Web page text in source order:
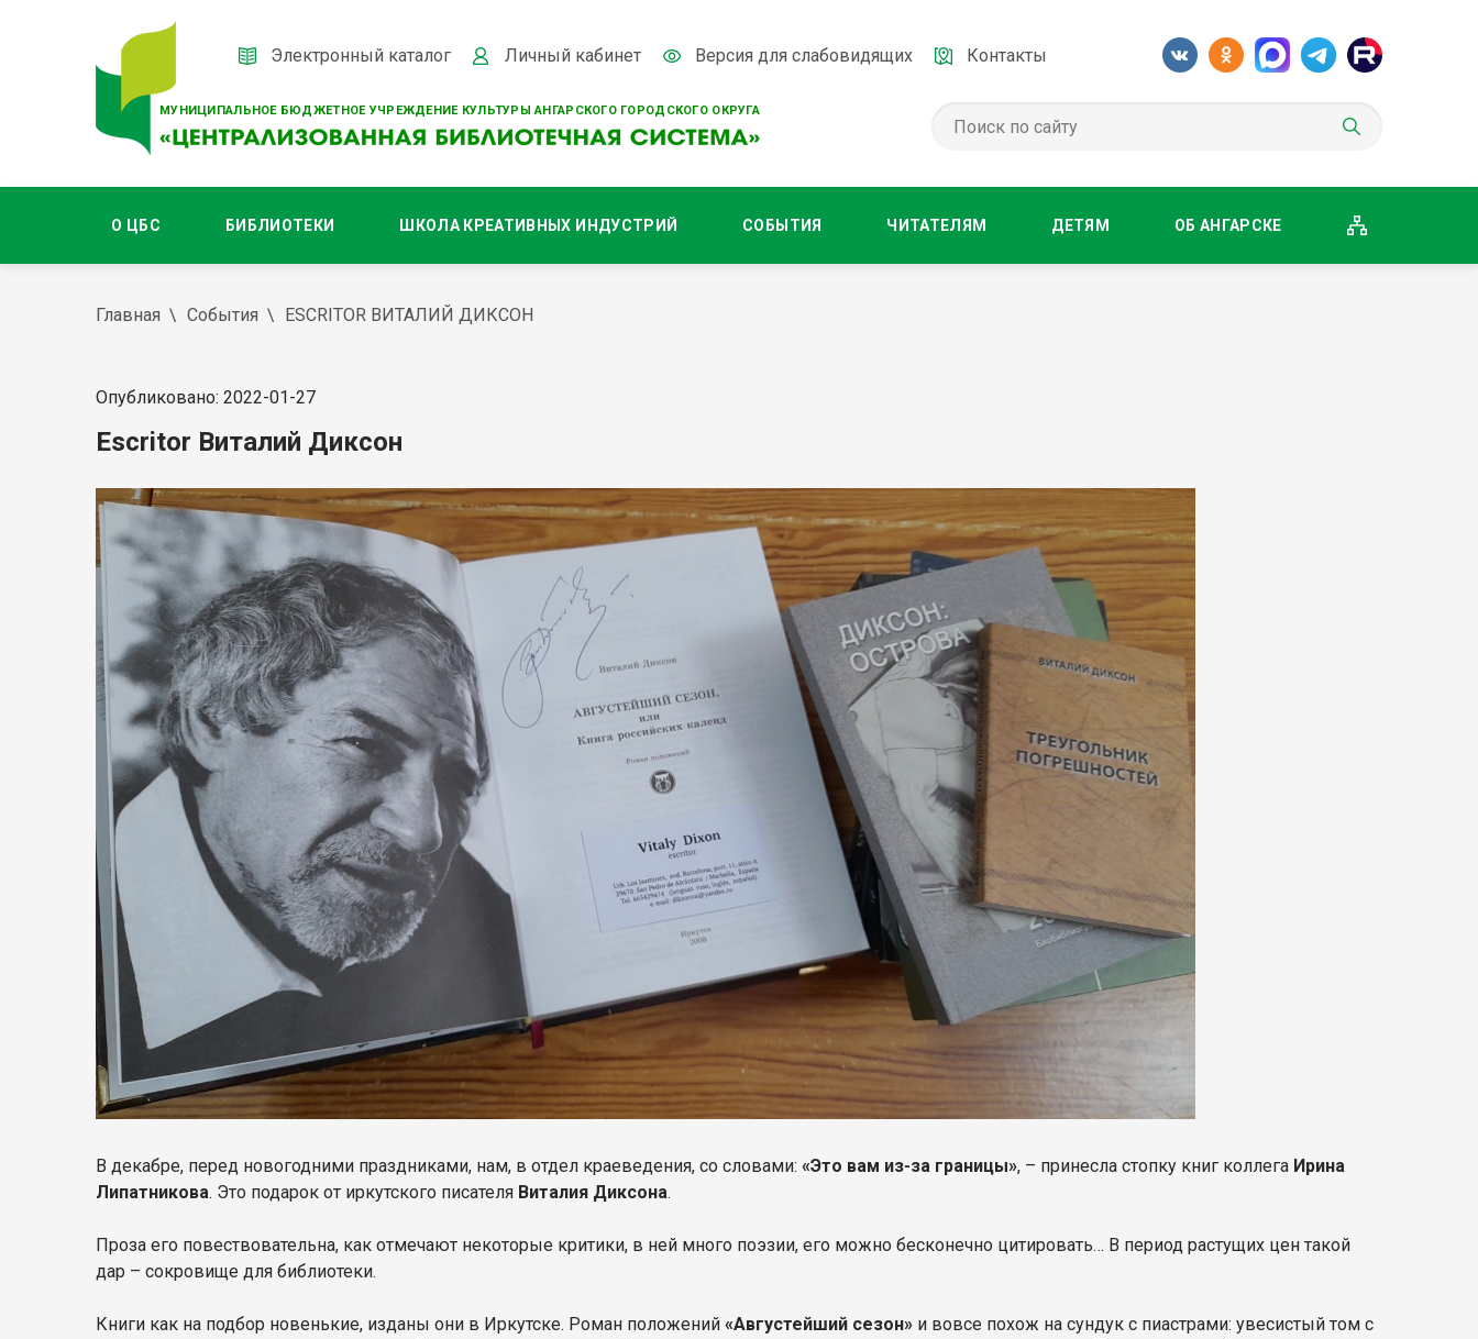
МУНИЦИПАЛЬНОЕ БЮДЖЕТНОЕ УЧРЕЖДЕНИЕ КУЛЬТУРЫ АНГАРСКОГО ГОРОДСКОГО ОКРУГА
Электронный каталог Личный кабинет Версия для слабовидящих Контакты
О ЦБС БИБЛИОТЕКИ ШКОЛА КРЕАТИВНЫХ ИНДУСТРИЙ СОБЫТИЯ ЧИТАТЕЛЯМ ДЕТЯМ ОБ АНГАРСКЕ
Главная События ESCRITOR ВИТАЛИЙ ДИКСОН
Опубликовано: 2022-01-27
Escritor Виталий Диксон
В декабре, перед новогодними праздниками, нам, в отдел краеведения, со словами: «Это вам из-за границы», – принесла стопку книг коллега Ирина
Липатникова. Это подарок от иркутского писателя Виталия Диксона.
Проза его повествовательна, как отмечают некоторые критики, в ней много поэзии, его можно бесконечно цитировать… В период растущих цен такой
дар – сокровище для библиотеки.
Книги как на подбор новенькие, изданы они в Иркутске. Роман положений «Августейший сезон» и вовсе похож на сундук с пиастрами: увесистый том с